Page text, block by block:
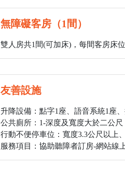
無障礙客房（1間）
雙人房共1間(可加床)，每間客房床
友善設施
升降設備：點字1座、語音系統1座
公共廁所：1-深度及寬度大於二公尺
行動不便停車位：寬度3.3公尺以上
服務項目：協助聽障者訂房-網站線